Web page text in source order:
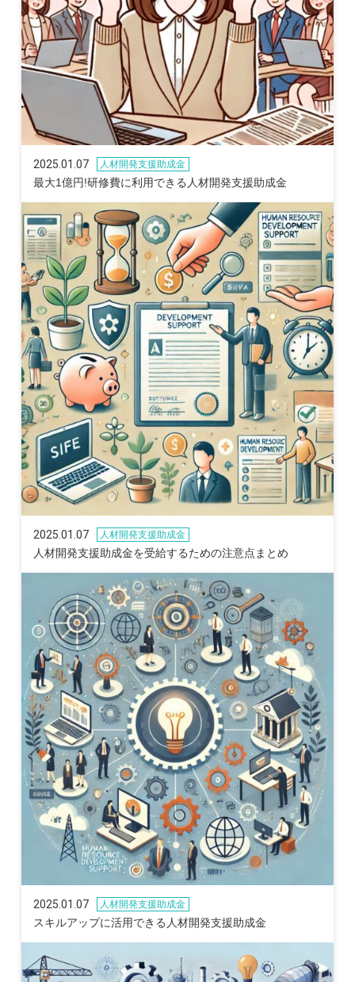
2025.01.07 人材開発支援助成金
最大1億円!研修費に利用できる人材開発支援助成金
2025.01.07 人材開発支援助成金
人材開発支援助成金を受給するための注意点まとめ
2025.01.07 人材開発支援助成金
スキルアップに活用できる人材開発支援助成金